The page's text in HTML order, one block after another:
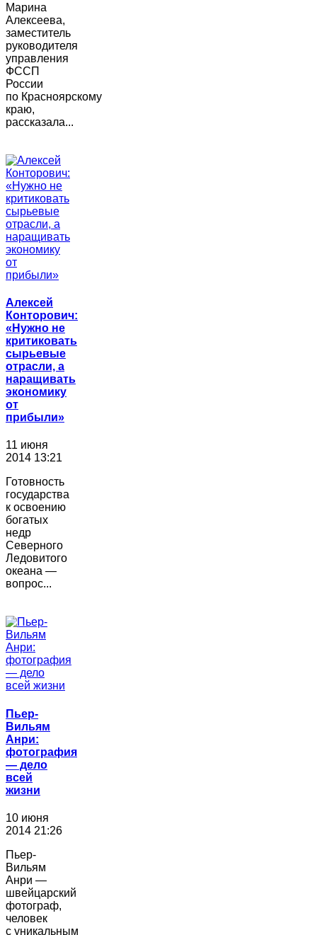
Марина
Алексеева,
заместитель
руководителя
управления
ФССП
России
по Красноярскому
краю,
рассказала...
Алексей
Конторович:
«Нужно не
критиковать
сырьевые
отрасли, а
наращивать
экономику
от
прибыли»
11 июня
2014 13:21
Готовность
государства
к освоению
богатых
недр
Северного
Ледовитого
океана —
вопрос...
Пьер-
Вильям
Анри:
фотография
― дело
всей
жизни
10 июня
2014 21:26
Пьер-
Вильям
Анри —
швейцарский
фотограф,
человек
с уникальным